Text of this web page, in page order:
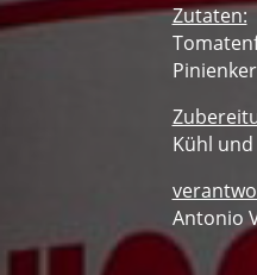
Zutaten:
Kühl
Antonio